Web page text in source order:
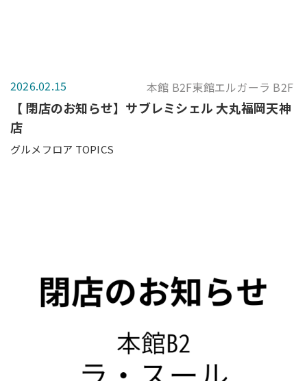
2026.02.15 本館 B2F東館エルガーラ B2F
【 閉店のお知らせ】サブレミシェル 大丸福岡天神
店
グルメフロア TOPICS